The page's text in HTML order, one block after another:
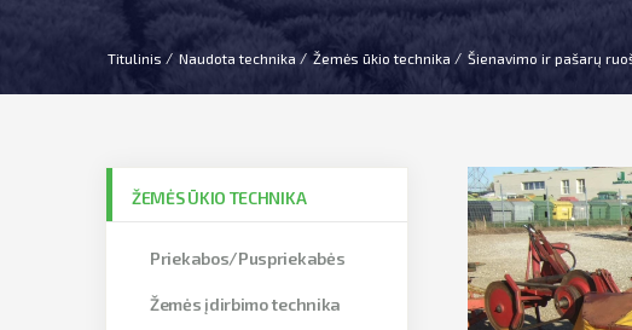
Titulinis Naudota technika Žemės ūkio technika Šienavimo ir pašarų
ŽEMĖS ŪKIO TECHNIKA
Priekabos/Puspriekabės
Žemės įdirbimo technika